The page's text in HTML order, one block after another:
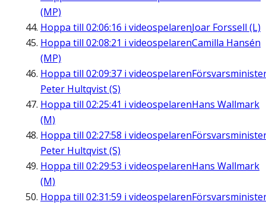
(MP)
Hoppa till 02:06:16 i videospelarenJoar Forssell (L)
Hoppa till 02:08:21 i videospelarenCamilla Hansén
(MP)
Hoppa till 02:09:37 i videospelaren
Peter Hultqvist (S)
Hoppa till 02:25:41 i videospelarenHans Wallmark
(M)
Hoppa till 02:27:58 i videospelaren
Peter Hultqvist (S)
Hoppa till 02:29:53 i videospelarenHans Wallmark
(M)
Hoppa till 02:31:59 i videospelaren